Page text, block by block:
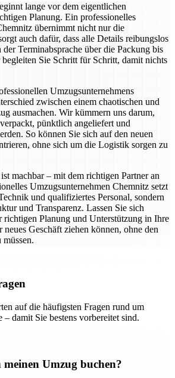
lange vor dem eigentlichen
Planung. Ein professionelles
übernimmt nicht nur die
auch dafür, dass alle Details reibungslos
Terminabsprache über die Packung bis
Sie Schritt für Schritt, damit nichts
Umzugsunternehmens
zwischen einem chaotischen und
ausmachen. Wir kümmern uns darum,
pünktlich angeliefert und
So können Sie sich auf den neuen
ohne sich um die Logistik sorgen zu
machbar – mit dem richtigen Partner an
Umzugsunternehmen Chemnitz setzt
und qualifiziertes Personal, sondern
und Transparenz. Lassen Sie sich
richtigen Planung und Unterstützung in Ihre
Geschäft ziehen können, ohne den
auf die häufigsten Fragen rund um
– damit Sie bestens vorbereitet sind.
Umzug buchen?